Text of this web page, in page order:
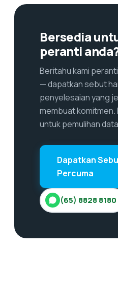
Bersedia
peranti
Beritahu kami
— dapatkan sebut
penyelesaian yang
membuat komitmen.
untuk pemulihan
Dapatkan
Percuma
(65) 8828 8180